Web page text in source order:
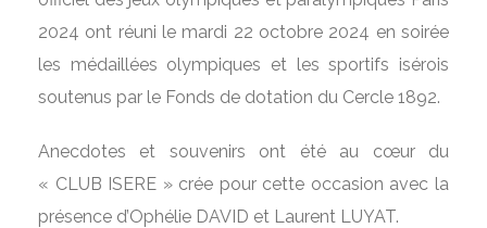
2024 ont réuni le mardi 22 octobre 2024 en soirée
les médaillées olympiques et les sportifs isérois
soutenus par le Fonds de dotation du Cercle 1892.
Anecdotes et souvenirs ont été au cœur du
« CLUB ISERE » crée pour cette occasion avec la
présence d’Ophélie DAVID et Laurent LUYAT.